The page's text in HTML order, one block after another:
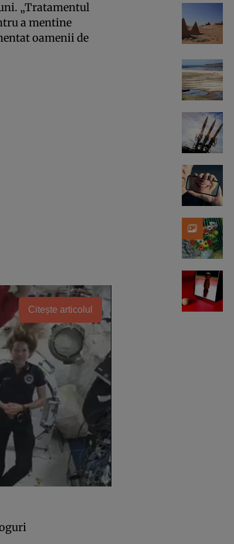
„Tratamentul
a mentine
oamenii de
Citește articolul